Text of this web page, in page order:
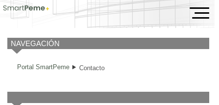
Contacto
NAVEGACIÓN
Portal SmartPeme Contacto